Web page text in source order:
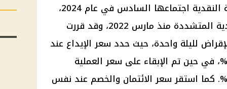
من المتوقع أن تعقد لجنة السياسة النقدية اجتماعها السادس في عام 2024،
حيث تم الإبقاء على السياسة النقدية المتشددة منذ مارس 2022، وقد قررت
لليلة واحدة، حيث حدد سعر الإيداع عند
27.25%، وسعر الإقراض عند 28.25%، في حين تم الإبقاء على سعر العملية
الرئيسية للبنك المركزي عند 27.75%. كما استقر سعر الائتمان والخصم عند نفس